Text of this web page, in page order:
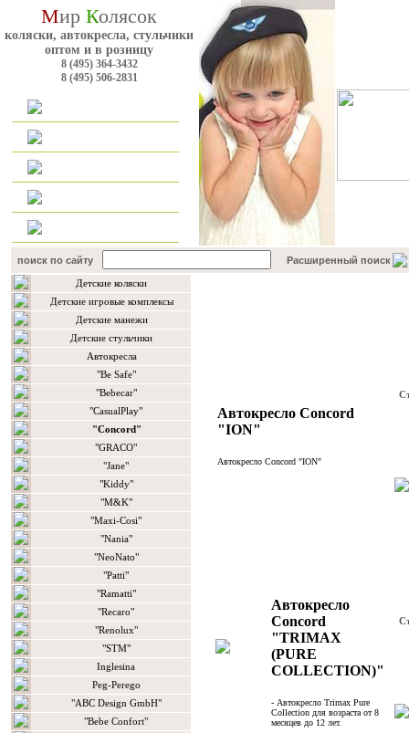
Мир Колясок
коляски, автокресла, стульчики
оптом и в розницу
8 (495) 364-3432
8 (495) 506-2831
поиск по сайту Расширенный поиск
Детские коляски
Детские игровые комплексы
Детские манежи
Детские стульчики
Автокресла
"Be Safe"
"Bebecar"
"CasualPlay"
"Concord"
"GRACO"
"Jane"
"Kiddy"
"M&K"
"Maxi-Cosi"
"Nania"
"NeoNato"
"Patti"
"Ramatti"
"Recaro"
"Renolux"
"STM"
Inglesina
Peg-Perego
"ABC Design GmbH"
"Bebe Confort"
Автокресло Concord
"ION"
Автокресло Concord "ION"
Автокресло
Concord
"TRIMAX
(PURE
COLLECTION)"
- Автокресло Trimax Pure
Collection для возраста от 8
месяцев до 12 лет.